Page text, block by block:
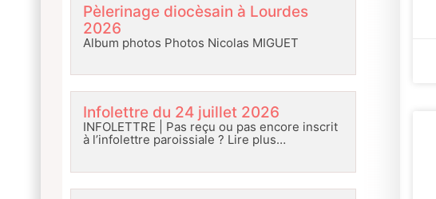
Pèlerinage diocèsain à Lourdes
2026
Album photos Photos Nicolas MIGUET
Infolettre du 24 juillet 2026
INFOLETTRE | Pas reçu ou pas encore inscrit
à l’infolettre paroissiale ? Lire plus…